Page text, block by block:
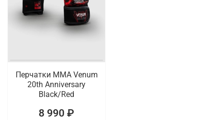
Перчатки ММА Venum
20th Anniversary
Black/Red
8 990 ₽